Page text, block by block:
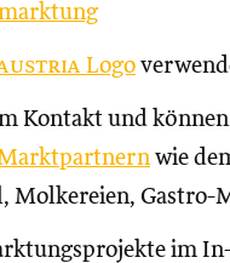
Logo
Kontakt und
wie
Molkereien, Gastro-
im